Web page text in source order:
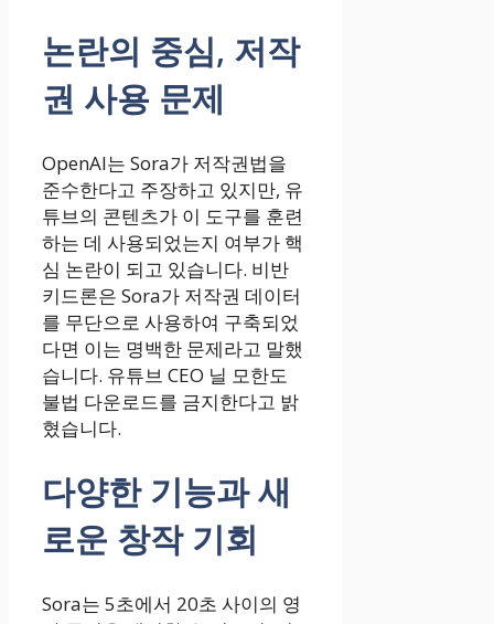
논란의 중심, 저작
권 사용 문제
OpenAI는 Sora가 저작권법을
준수한다고 주장하고 있지만, 유
튜브의 콘텐츠가 이 도구를 훈련
하는 데 사용되었는지 여부가 핵
심 논란이 되고 있습니다. 비반
키드론은 Sora가 저작권 데이터
를 무단으로 사용하여 구축되었
다면 이는 명백한 문제라고 말했
습니다. 유튜브 CEO 닐 모한도
불법 다운로드를 금지한다고 밝
혔습니다.
다양한 기능과 새
로운 창작 기회
Sora는 5초에서 20초 사이의 영